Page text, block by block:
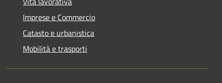
Imprese e Commercio
Catasto e urbanistica
Mobilità e trasporti